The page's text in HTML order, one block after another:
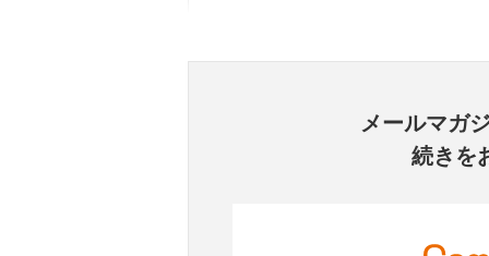
メールマガ
続きを